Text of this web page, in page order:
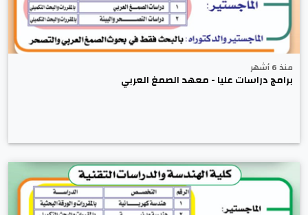
منذ 6 أشهر
برامج دراسات عليا - معهد الصمغ العربي